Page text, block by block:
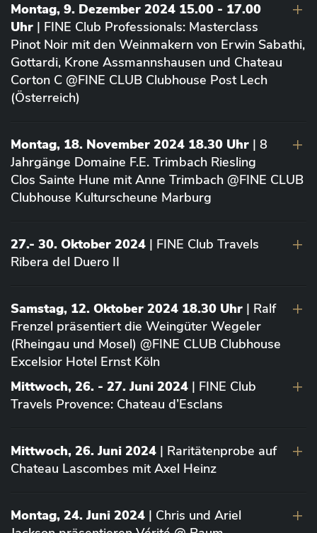
Montag, 9. Dezember 2024 15.00 - 17.00
Uhr | FINE Club Professionals: Masterclass
Pinot Noir mit den Weinmakern von Erwin Sabathi,
Gottardi, Krone Assmannshausen und Chateau
Corton C @FINE CLUB Clubhouse Post Lech
(Österreich)
Montag, 18. November 2024 18.30 Uhr | 8
Jahrgänge Domaine F.E. Trimbach Riesling
Clos Sainte Hune mit Anne Trimbach @FINE CLUB
Clubhouse Kulturscheune Marburg
27.- 30. Oktober 2024 | FINE Club Travels
Ribera del Duero II
Samstag, 12. Oktober 2024 18.30 Uhr | Ralf
Frenzel präsentiert die Weingüter Wegeler
(Rheingau und Mosel) @FINE CLUB Clubhouse
Excelsior Hotel Ernst Köln
Mittwoch, 26. - 27. Juni 2024 | FINE Club
Travels Provence: Chateau d’Esclans
Mittwoch, 26. Juni 2024 | Raritätenprobe auf
Chateau Lascombes mit Axel Heinz
Montag, 24. Juni 2024 | Chris und Ariel